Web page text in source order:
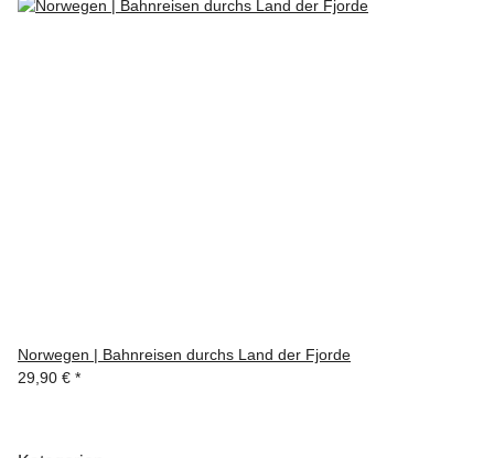
Norwegen | Bahnreisen durchs Land der Fjorde
29,90 € *